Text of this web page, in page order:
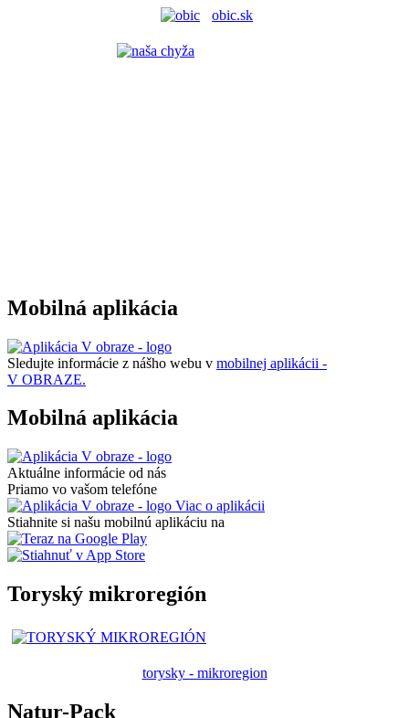
obic.sk
Mobilná aplikácia
Sledujte informácie z nášho webu v mobilnej aplikácii -
V OBRAZE.
Mobilná aplikácia
Aktuálne informácie od nás
Priamo vo vašom telefóne
Viac o aplikácii
Stiahnite si našu mobilnú aplikáciu na
Toryský mikroregión
torysky - mikroregion
Natur-Pack